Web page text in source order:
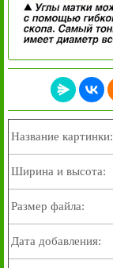
Название картинки:
Ширина и высота:
Размер файла:
Дата добавления: